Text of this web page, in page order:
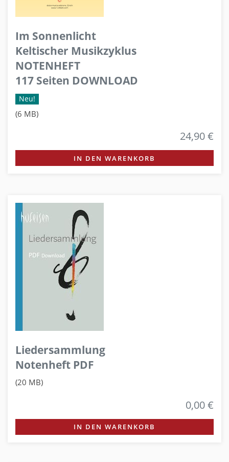
Im Sonnenlicht
Keltischer Musikzyklus
NOTENHEFT
117 Seiten DOWNLOAD
Neu!
(6 MB)
24,90 €
IN DEN WARENKORB
Liedersammlung
Notenheft PDF
(20 MB)
0,00 €
IN DEN WARENKORB